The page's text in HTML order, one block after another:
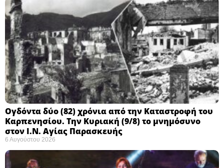
Ογδόντα δύο (82) χρόνια από την Καταστροφή του
Καρπενησίου. Την Κυριακή (9/8) το μνημόσυνο
στον Ι.Ν. Αγίας Παρασκευής
6 Αυγούστου 2026